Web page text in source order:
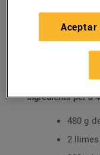
RECETAS
Ingredients per a
480 g
2 llimes
Aceptar